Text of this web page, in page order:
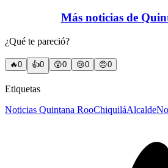
Más noticias de
¿Qué te pareció?
🔥0 👍0 😲0 😢0 😠0
Etiquetas
Noticias Quintana RooChiquiláAlcalde